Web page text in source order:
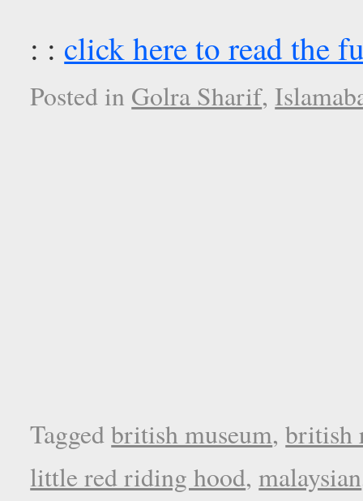
: : click here to read the
Posted in Golra Sharif,
Taggedbritish museum,british
little red riding hood,malaysian